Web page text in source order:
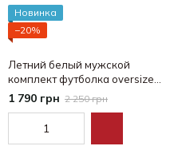
Новинка
−20%
Летний белый мужской
комплект футболка oversize
и шорты хлопок
1 790 грн 2 250 грн